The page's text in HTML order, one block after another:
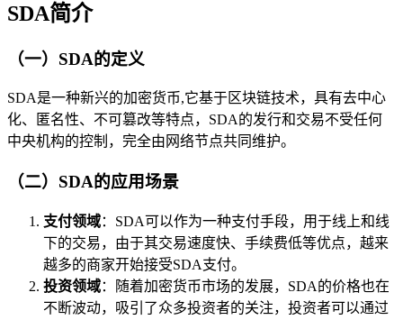
SDA简介
（一）SDA的定义
SDA是一种新兴的加密货币,它基于区块链技术，具有去中心
化、匿名性、不可篡改等特点，SDA的发行和交易不受任何
中央机构的控制，完全由网络节点共同维护。
（二）SDA的应用场景
支付领域：SDA可以作为一种支付手段，用于线上和线
下的交易，由于其交易速度快、手续费低等优点，越来
越多的商家开始接受SDA支付。
投资领域：随着加密货币市场的发展，SDA的价格也在
不断波动，吸引了众多投资者的关注，投资者可以通过